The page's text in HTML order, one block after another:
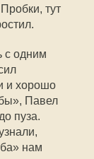
тут
с одним
и хорошо
Павел
пуза.
нам